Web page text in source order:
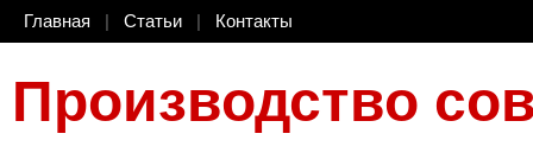
Главная Статьи Контакты
Производство